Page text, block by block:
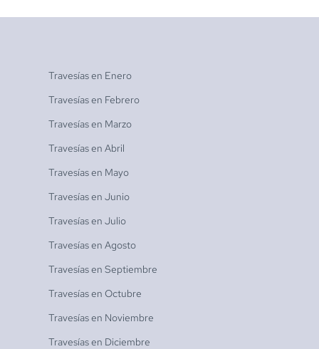
Travesías en Enero
Travesías en Febrero
Travesías en Marzo
Travesías en Abril
Travesías en Mayo
Travesías en Junio
Travesías en Julio
Travesías en Agosto
Travesías en Septiembre
Travesías en Octubre
Travesías en Noviembre
Travesías en Diciembre